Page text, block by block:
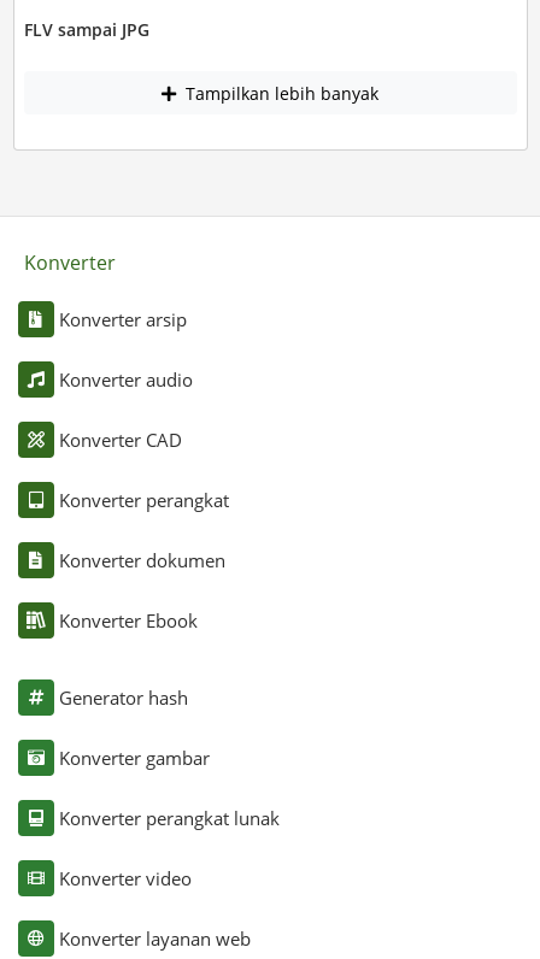
FLV sampai JPG
Tampilkan lebih banyak
Konverter
Konverter arsip
Konverter audio
Konverter CAD
Konverter perangkat
Konverter dokumen
Konverter Ebook
Generator hash
Konverter gambar
Konverter perangkat lunak
Konverter video
Konverter layanan web